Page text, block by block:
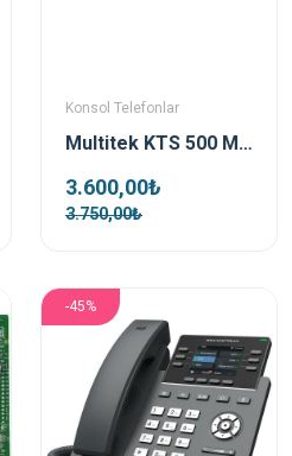
Konsol Telefonlar
Multitek KTS 500 Masaüstü Santral Operatör Telefonu
3.600,00₺
3.750,00₺
-45%